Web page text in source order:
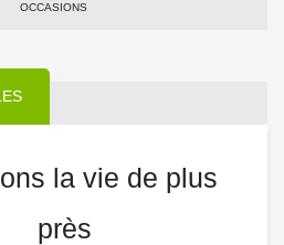
OCCASIONS
la vie de plus
près